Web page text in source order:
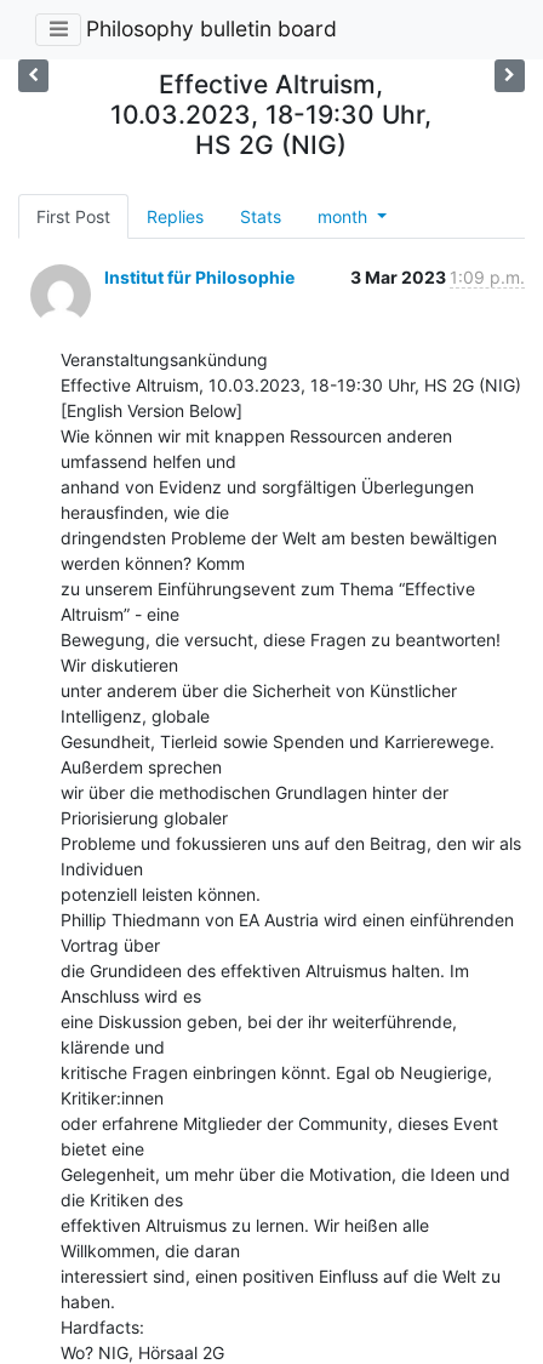
Philosophy bulletin board
Effective Altruism,
10.03.2023, 18-19:30 Uhr,
HS 2G (NIG)
First Post Replies Stats month
Institut für Philosophie 3 Mar 2023 1:09 p.m.
Veranstaltungsankündung
Effective Altruism, 10.03.2023, 18-19:30 Uhr, HS 2G (NIG)
[English Version Below]
Wie können wir mit knappen Ressourcen anderen
umfassend helfen und
anhand von Evidenz und sorgfältigen Überlegungen
herausfinden, wie die
dringendsten Probleme der Welt am besten bewältigen
werden können? Komm
zu unserem Einführungsevent zum Thema “Effective
Altruism” - eine
Bewegung, die versucht, diese Fragen zu beantworten!
Wir diskutieren
unter anderem über die Sicherheit von Künstlicher
Intelligenz, globale
Gesundheit, Tierleid sowie Spenden und Karrierewege.
Außerdem sprechen
wir über die methodischen Grundlagen hinter der
Priorisierung globaler
Probleme und fokussieren uns auf den Beitrag, den wir als
Individuen
potenziell leisten können.
Phillip Thiedmann von EA Austria wird einen einführenden
Vortrag über
die Grundideen des effektiven Altruismus halten. Im
Anschluss wird es
eine Diskussion geben, bei der ihr weiterführende,
klärende und
kritische Fragen einbringen könnt. Egal ob Neugierige,
Kritiker:innen
oder erfahrene Mitglieder der Community, dieses Event
bietet eine
Gelegenheit, um mehr über die Motivation, die Ideen und
die Kritiken des
effektiven Altruismus zu lernen. Wir heißen alle
Willkommen, die daran
interessiert sind, einen positiven Einfluss auf die Welt zu
haben.
Hardfacts:
Wo? NIG, Hörsaal 2G